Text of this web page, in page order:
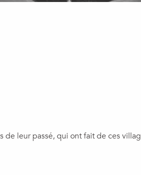
aux
leur passé, qui ont fait de ces